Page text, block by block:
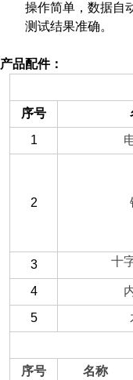
操作简单，数据自
测试结果准确。
产品配件：
序号
1
2
3 十
4
5
序号
名称